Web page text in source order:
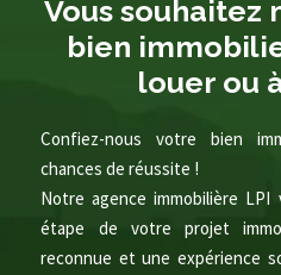
Vous souhaitez
bien
louer ou
Confiez-nous votre bien
chances de réussite !
Notre agence immobilière LPI
étape de votre projet
reconnue et une expérience